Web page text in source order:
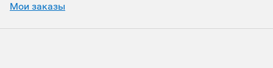
Мои заказы